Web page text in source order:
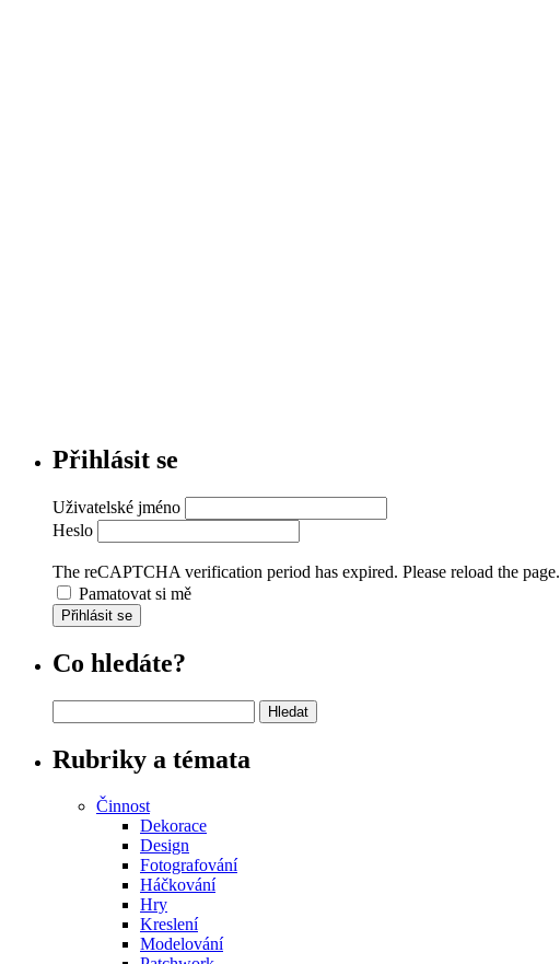
Přihlásit se
Uživatelské jméno
Heslo
The reCAPTCHA verification period has expired. Please reload the page.
Pamatovat si mě
Přihlásit se
Co hledáte?
Rubriky a témata
Činnost
Dekorace
Design
Fotografování
Háčkování
Hry
Kreslení
Modelování